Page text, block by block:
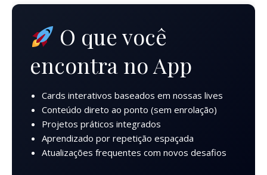
O que você
encontra no App
Cards interativos baseados em nossas lives
Conteúdo direto ao ponto (sem enrolação)
Projetos práticos integrados
Aprendizado por repetição espaçada
Atualizações frequentes com novos desafios